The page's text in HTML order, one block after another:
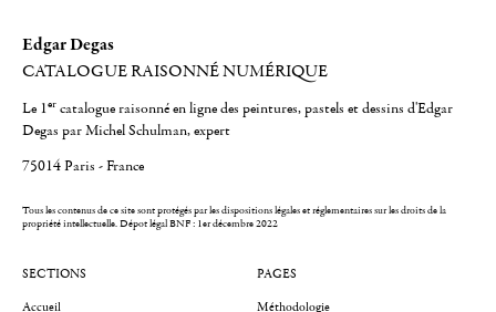
Edgar Degas
CATALOGUE RAISONNÉ NUMÉRIQUE
Le 1er catalogue raisonné en ligne des peintures, pastels et dessins d'Edgar
Degas par Michel Schulman, expert
75014 Paris - France
Tous les contenus de ce site sont protégés par les dispositions légales et réglementaires sur les droits de la
propriété intellectuelle.Dépot légal BNF : 1er décembre 2022
SECTIONS
Accueil
PAGES
Méthodologie